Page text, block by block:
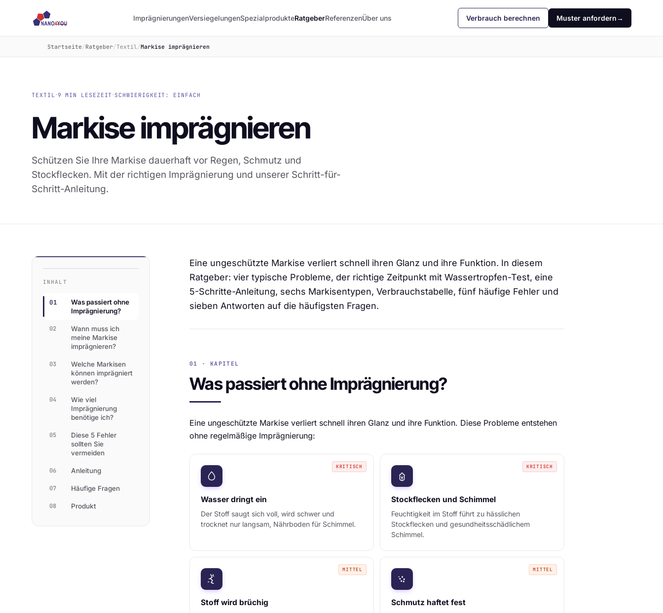
ImprägnierungenVersiegelungenSpezialprodukteRatgeberReferenzenÜber uns Verbrauch berechnen Muster anfordern→
Startseite /Ratgeber /Textil/Markise imprägnieren
TEXTIL ·9 MIN LESEZEIT· SCHWIERIGKEIT: EINFACH
Markise imprägnieren
Schützen Sie Ihre Markise dauerhaft vor Regen, Schmutz und
Stockflecken. Mit der richtigen Imprägnierung und unserer Schritt-für-
Schritt-Anleitung.
INHALT
01
Was passiert ohne
Imprägnierung?
02
Wann muss ich
meine Markise
imprägnieren?
03
Welche Markisen
können imprägniert
werden?
04
Wie viel
Imprägnierung
benötige ich?
05
Diese 5 Fehler
sollten Sie
vermeiden
06 Anleitung
07 Häufige Fragen
08 Produkt
Eine ungeschützte Markise verliert schnell ihren Glanz und ihre Funktion. In diesem
Ratgeber: vier typische Probleme, der richtige Zeitpunkt mit Wassertropfen-Test, eine
5-Schritte-Anleitung, sechs Markisentypen, Verbrauchstabelle, fünf häufige Fehler und
sieben Antworten auf die häufigsten Fragen.
01 · KAPITEL
Was passiert ohne Imprägnierung?
Eine ungeschützte Markise verliert schnell ihren Glanz und ihre Funktion. Diese Probleme entstehen
ohne regelmäßige Imprägnierung:
KRITISCH
Wasser dringt ein
Der Stoff saugt sich voll, wird schwer und
trocknet nur langsam, Nährboden für Schimmel.
KRITISCH
Stockflecken und Schimmel
Feuchtigkeit im Stoff führt zu hässlichen
Stockflecken und gesundheitsschädlichem
Schimmel.
MITTEL
Stoff wird brüchig
MITTEL
Schmutz haftet fest